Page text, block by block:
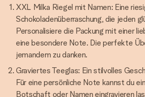
XXL Milka Riegel mit Namen: Eine
Schokoladenüberraschung, die jeden
Personalisiere die Packung mit einer
eine besondere Note. Die perfekte
jemandem zu danken.
Graviertes Teeglas: Ein stilvolles
Für eine persönliche Note kannst du
Botschaft oder Namen eingravieren